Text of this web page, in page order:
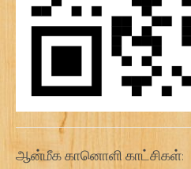
ஆன்மீக கானொளி காட்சிகள்: